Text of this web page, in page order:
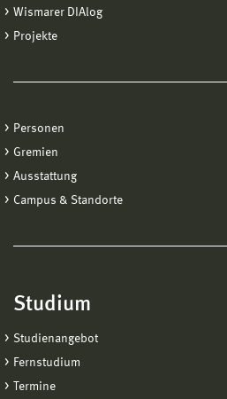
Wismarer DIAlog
Projekte
Personen
Gremien
Ausstattung
Campus & Standorte
Studium
Studienangebot
Fernstudium
Termine